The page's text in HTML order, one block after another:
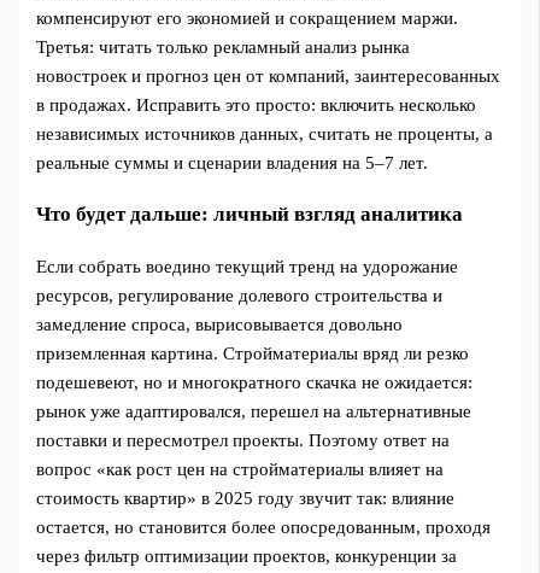
компенсируют его экономией и сокращением маржи.
Третья: читать только рекламный анализ рынка
новостроек и прогноз цен от компаний, заинтересованных
в продажах. Исправить это просто: включить несколько
независимых источников данных, считать не проценты, а
реальные суммы и сценарии владения на 5–7 лет.
Что будет дальше: личный взгляд аналитика
Если собрать воедино текущий тренд на удорожание
ресурсов, регулирование долевого строительства и
замедление спроса, вырисовывается довольно
приземленная картина. Стройматериалы вряд ли резко
подешевеют, но и многократного скачка не ожидается:
рынок уже адаптировался, перешел на альтернативные
поставки и пересмотрел проекты. Поэтому ответ на
вопрос «как рост цен на стройматериалы влияет на
стоимость квартир» в 2025 году звучит так: влияние
остается, но становится более опосредованным, проходя
через фильтр оптимизации проектов, конкуренции за